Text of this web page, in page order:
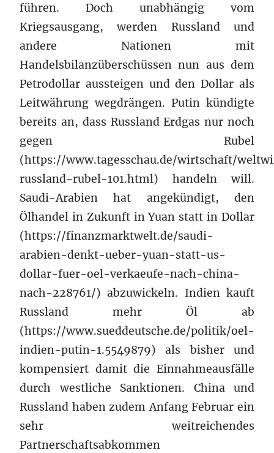
führen. Doch unabhängig vom
Kriegsausgang, werden Russland und
andere Nationen mit
Handelsbilanzüberschüssen nun aus dem
Petrodollar aussteigen und den Dollar als
Leitwährung wegdrängen. Putin kündigte
bereits an, dass Russland Erdgas nur noch
gegen Rubel
(https://www.tagesschau.de/wirtschaft/
russland-rubel-101.html) handeln will.
Saudi-Arabien hat angekündigt, den
Ölhandel in Zukunft in Yuan statt in Dollar
(https://finanzmarktwelt.de/saudi-
arabien-denkt-ueber-yuan-statt-us-
dollar-fuer-oel-verkaeufe-nach-china-
nach-228761/) abzuwickeln. Indien kauft
Russland mehr Öl ab
(https://www.sueddeutsche.de/politik/oel-
indien-putin-1.5549879) als bisher und
kompensiert damit die Einnahmeausfälle
durch westliche Sanktionen. China und
Russland haben zudem Anfang Februar ein
sehr weitreichendes
Partnerschaftsabkommen